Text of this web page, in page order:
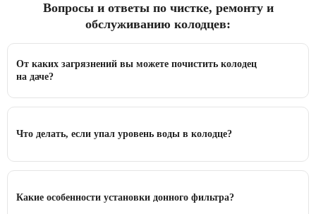
Вопросы и ответы по чистке, ремонту и
обслуживанию колодцев:
От каких загрязнений вы можете почистить колодец
на даче?
Что делать, если упал уровень воды в колодце?
Какие особенности установки донного фильтра?